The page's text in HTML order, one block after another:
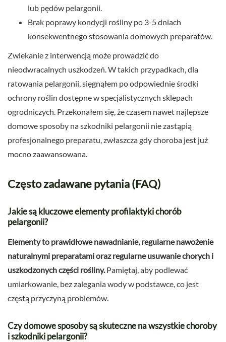
lub pędów pelargonii.
Brak poprawy kondycji rośliny po 3-5 dniach
konsekwentnego stosowania domowych preparatów.
Zwlekanie z interwencją może prowadzić do
nieodwracalnych uszkodzeń. W takich przypadkach, dla
ratowania pelargonii, sięgnąłem po odpowiednie środki
ochrony roślin dostępne w specjalistycznych sklepach
ogrodniczych. Przekonałem się, że czasem nawet najlepsze
domowe sposoby na szkodniki pelargonii nie zastąpią
profesjonalnego preparatu, zwłaszcza gdy choroba jest już
mocno zaawansowana.
Często zadawane pytania (FAQ)
Jakie są kluczowe elementy profilaktyki chorób
pelargonii?
Elementy to prawidłowe nawadnianie, regularne nawożenie
naturalnymi preparatami oraz regularne usuwanie chorych i
uszkodzonych części rośliny.Pamiętaj, aby podlewać
umiarkowanie, bez zalegania wody w podstawce, co jest
częstą przyczyną problemów.
Czy domowe sposoby są skuteczne na wszystkie choroby
i szkodniki pelargonii?